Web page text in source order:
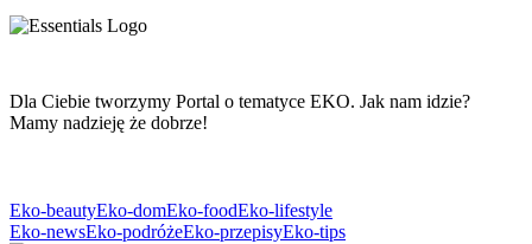
Dla Ciebie tworzymy Portal o tematyce EKO. Jak nam idzie?
Mamy nadzieję że dobrze!
Eko-beautyEko-domEko-foodEko-lifestyle
Eko-newsEko-podróżeEko-przepisyEko-tips